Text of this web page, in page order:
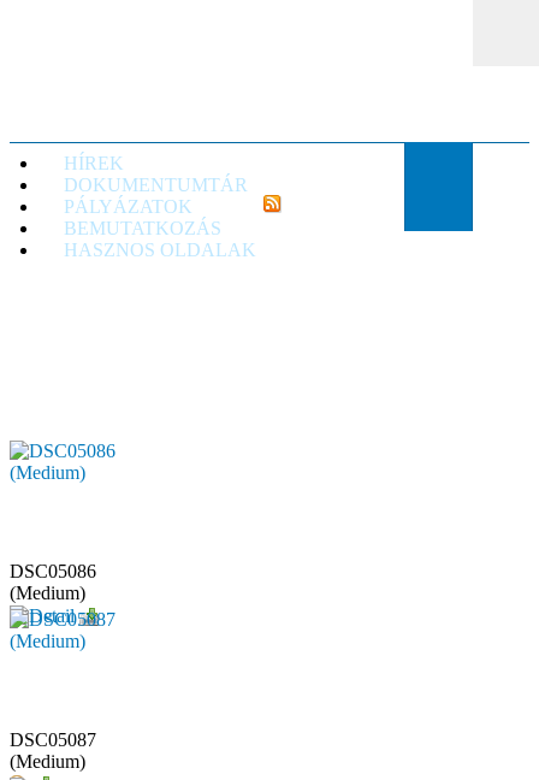
HÍREK
DOKUMENTUMTÁR
PÁLYÁZATOK
BEMUTATKOZÁS
HASZNOS OLDALAK
DSC05086
(Medium)
DSC05087
(Medium)